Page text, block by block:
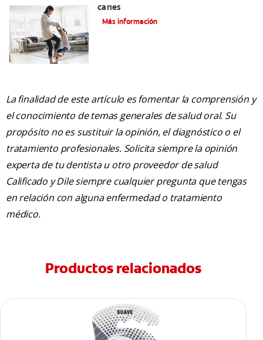
caries
Más información
La finalidad de este artículo es fomentar la comprensión y
el conocimiento de temas generales de salud oral. Su
propósito no es sustituir la opinión, el diagnóstico o el
tratamiento profesionales. Solicita siempre la opinión
experta de tu dentista u otro proveedor de salud
Calificado y Dile siempre cualquier pregunta que tengas
en relación con alguna enfermedad o tratamiento
médico.
Productos relacionados